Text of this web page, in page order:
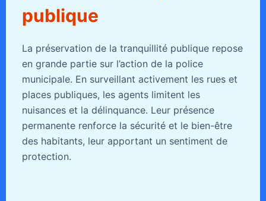
publique
La préservation de la tranquillité publique repose
en grande partie sur l’action de la police
municipale. En surveillant activement les rues et
places publiques, les agents limitent les
nuisances et la délinquance. Leur présence
permanente renforce la sécurité et le bien-être
des habitants, leur apportant un sentiment de
protection.